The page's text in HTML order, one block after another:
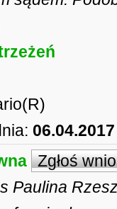
Zgłoś
Paulina